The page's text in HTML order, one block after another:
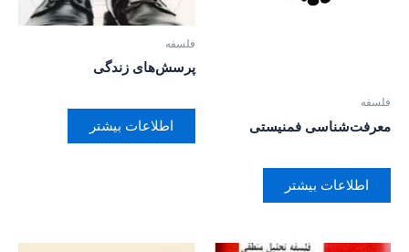
فلسفه
معرفت‌شناسی فمنیستی
اطلاعات بیشتر
فلسفه
پرسش‌های زندگی
اطلاعات بیشتر